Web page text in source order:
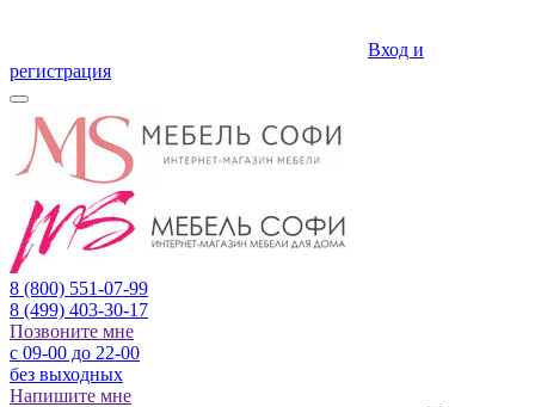
Вход и
регистрация
8 (800) 551-07-99
8 (499) 403-30-17
Позвоните мне
с 09-00 до 22-00
без выходных
Напишите мне